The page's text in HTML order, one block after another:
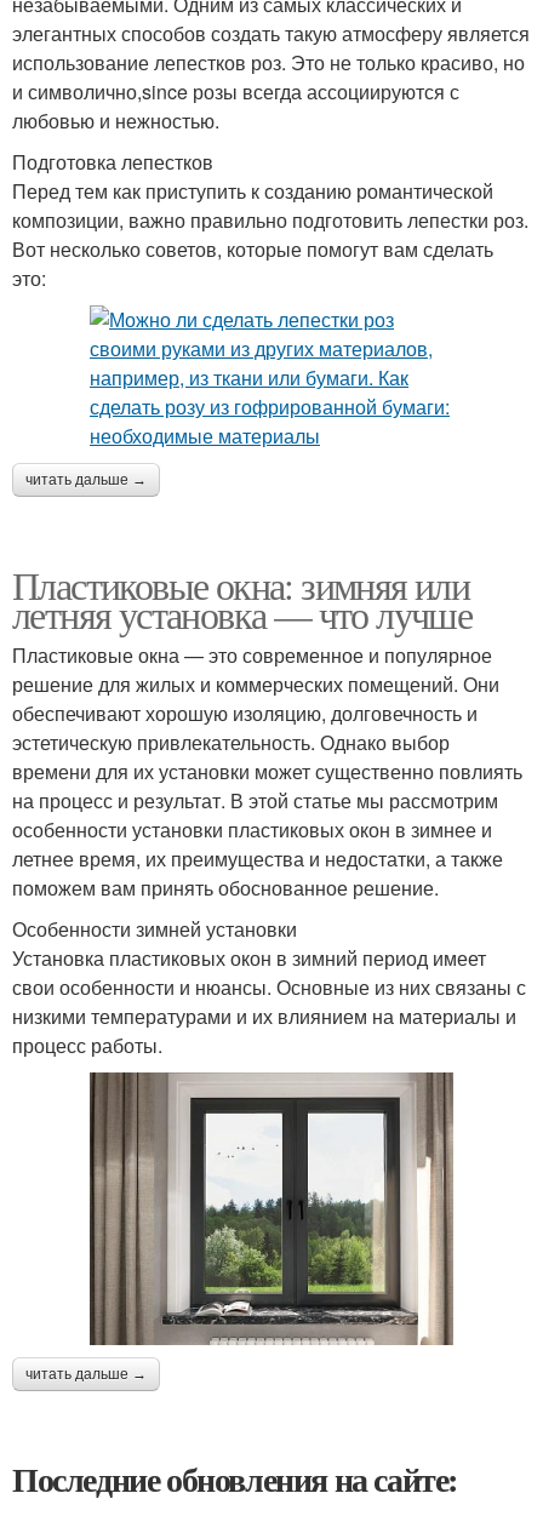
элегантных способов создать такую атмосферу является
использование лепестков роз. Это не только красиво, но
и символично,since розы всегда ассоциируются с
любовью и нежностью.
Подготовка лепестков
Перед тем как приступить к созданию романтической
композиции, важно правильно подготовить лепестки роз.
Вот несколько советов, которые помогут вам сделать
это:
читать дальше →
Пластиковые окна: зимняя или
летняя установка — что лучше
Пластиковые окна — это современное и популярное
решение для жилых и коммерческих помещений. Они
обеспечивают хорошую изоляцию, долговечность и
эстетическую привлекательность. Однако выбор
времени для их установки может существенно повлиять
на процесс и результат. В этой статье мы рассмотрим
особенности установки пластиковых окон в зимнее и
летнее время, их преимущества и недостатки, а также
поможем вам принять обоснованное решение.
Особенности зимней установки
Установка пластиковых окон в зимний период имеет
свои особенности и нюансы. Основные из них связаны с
низкими температурами и их влиянием на материалы и
процесс работы.
читать дальше →
Последние обновления на сайте: